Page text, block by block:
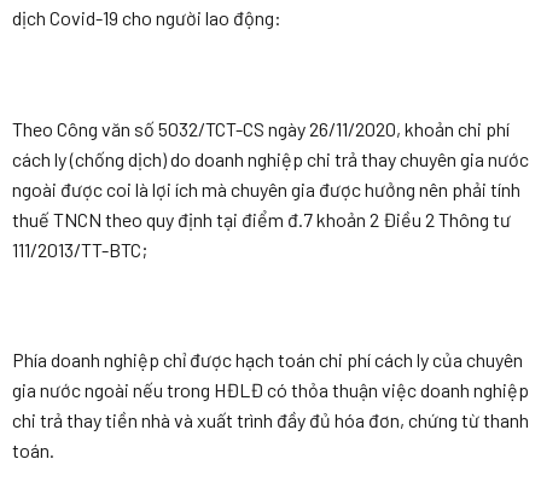
dịch Covid-19 cho người lao động:
Theo Công văn số 5032/TCT-CS ngày 26/11/2020, khoản chi phí
cách ly (chống dịch) do doanh nghiệp chi trả thay chuyên gia nước
ngoài được coi là lợi ích mà chuyên gia được hưởng nên phải tính
thuế TNCN theo quy định tại điểm đ.7 khoản 2 Điều 2 Thông tư
111/2013/TT-BTC;
Phía doanh nghiệp chỉ được hạch toán chi phí cách ly của chuyên
gia nước ngoài nếu trong HĐLĐ có thỏa thuận việc doanh nghiệp
chi trả thay tiền nhà và xuất trình đầy đủ hóa đơn, chứng từ thanh
toán.